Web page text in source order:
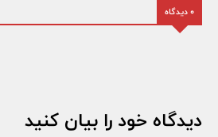
0 دیدگاه
دیدگاه خود را بیان کنید